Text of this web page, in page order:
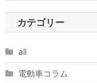
カテゴリー
all
電動車コラム